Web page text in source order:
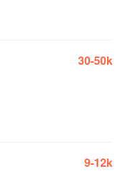
30-50k
9-12k